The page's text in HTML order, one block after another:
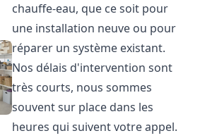
chauffe-eau, que ce soit pour
une installation neuve ou pour
réparer un système existant.
Nos délais d'intervention sont
très courts, nous sommes
souvent sur place dans les
heures qui suivent votre appel.